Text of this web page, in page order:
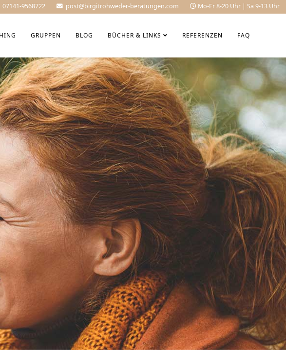
07141-9568722 post@birgitrohweder-beratungen.com Mo-Fr 8-20 Uhr | Sa 9-13 Uhr
GRUPPEN BLOG BÜCHER & LINKS REFERENZEN FAQ